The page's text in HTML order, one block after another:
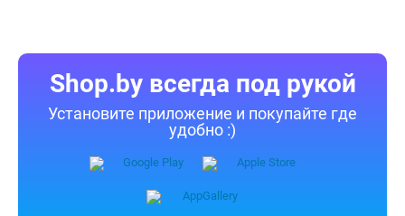
Shop.by всегда под рукой
Установите приложение и покупайте где
удобно :)